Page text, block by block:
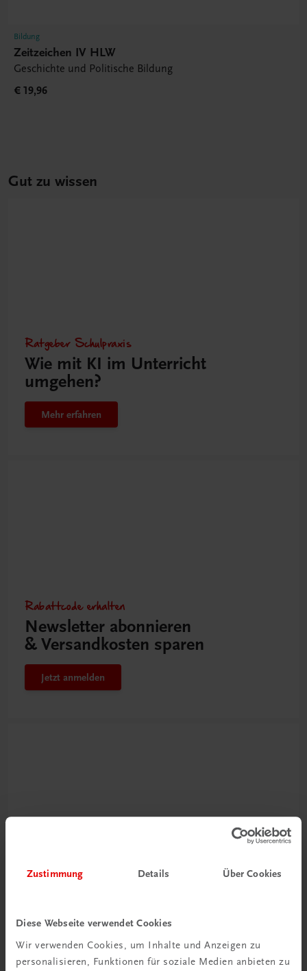
Zustimmung Details Über Cookies
Diese Webseite verwendet Cookies
Wir verwenden Cookies, um Inhalte und Anzeigen zu
personalisieren, Funktionen für soziale Medien anbieten zu
Bildung
Zeitzeichen IV HLW
Geschichte und Politische Bildung
€ 19,96
Gut zu wissen
Ratgeber Schulpraxis
Wie mit KI im Unterricht
umgehen?
Mehr erfahren
Rabattcode erhalten
Newsletter abonnieren
& Versandkosten sparen
Jetzt anmelden
Neu zur DigiBox
Mehr dazu